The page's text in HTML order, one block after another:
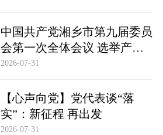
中国共产党湘乡市第九届委员
会第一次全体会议 选举产生
新一届市委领导班子 市委书
2026-07-31
【心声向党】党代表谈“落
实”：新征程 再出发
2026-07-31